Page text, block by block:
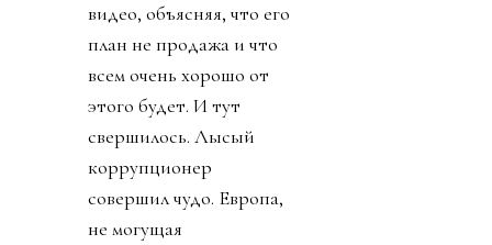
видео, объясняя, что его
план не продажа и что
всем очень хорошо от
этого будет. И тут
свершилось. Лысый
коррупционер
совершил чудо. Европа,
не могущая